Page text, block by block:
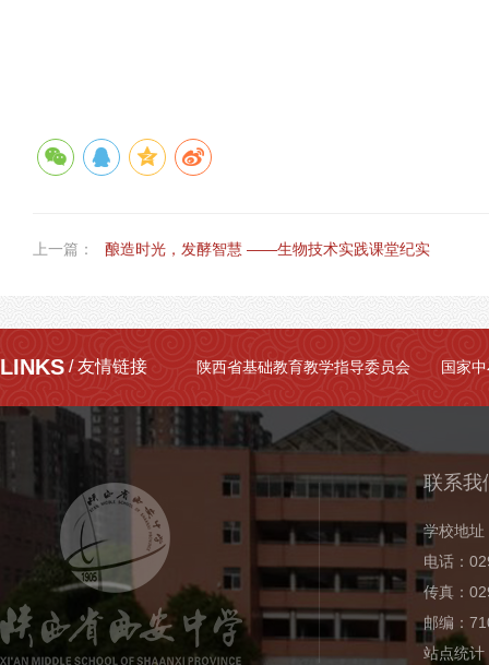
上一篇： 酿造时光，发酵智慧 ——生物技术实践课堂纪实
LINKS / 友情链接 陕西省基础教育教学指导委员会 国家
联系我
学校地址
电话：
传真：
邮编：
站点统计